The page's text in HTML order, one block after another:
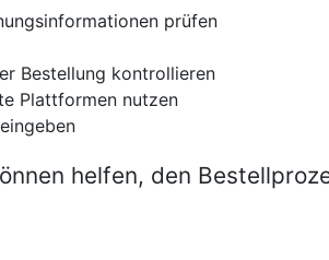
prüfen
Bestellung kontrollieren
Plattformen nutzen
helfen, den